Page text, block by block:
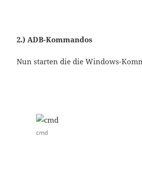
2.) ADB-Kommandos
Nun starten die die Windows-
cmd